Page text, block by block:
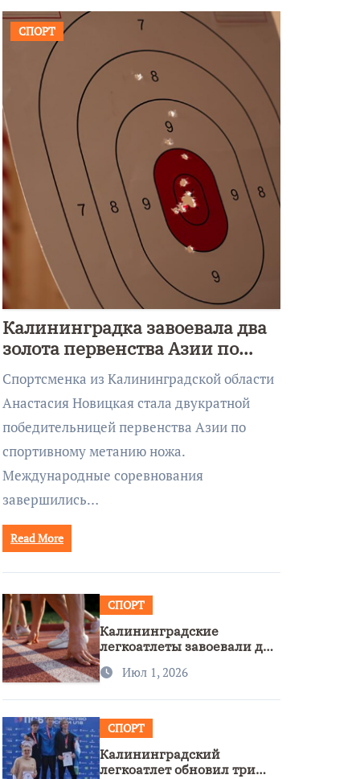
СПОРТ
Калининградка завоевала два
золота первенства Азии по
метанию ножа
Спортсменка из Калининградской области
Анастасия Новицкая стала двукратной
победительницей первенства Азии по
спортивному метанию ножа.
Международные соревнования
завершились…
Read More
СПОРТ
Калининградские
легкоатлеты завоевали две
РоссииИюл 1, 2026
СПОРТ
Калининградский
легкоатлет обновил три